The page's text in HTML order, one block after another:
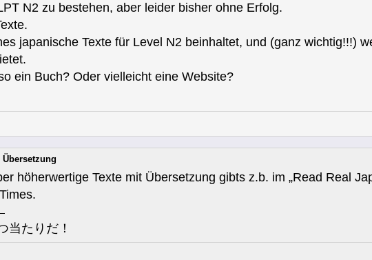
N2 zu bestehen, aber leider bisher ohne Erfolg.
japanische Texte für Level N2 beinhaltet, und (ganz wichtig!!!)
ein Buch? Oder vielleicht eine Website?
höherwertige Texte mit Übersetzung gibts z.b. im „Read Real
当たりだ！